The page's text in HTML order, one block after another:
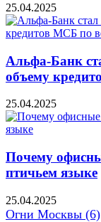
25.04.2025
Альфа-Банк
объему
25.04.2025
Почему
птичьем языке
25.04.2025
Огни Москвы (6)